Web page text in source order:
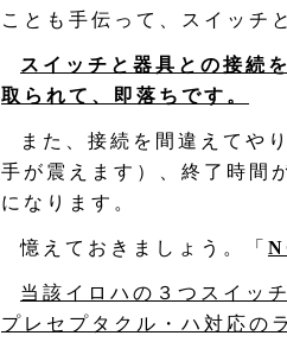
ことも手伝って、スイッチ
スイッチと器具との接続
取られて、即落ちです。
また、接続を間違えてや
手が震えます）、終了時間
になります。
憶えておきましょう。「
当該イロハの３つスイッ
プレセプタクル・ハ対応の